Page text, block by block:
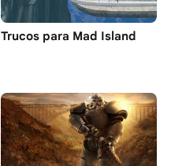
Trucos para Mad Island